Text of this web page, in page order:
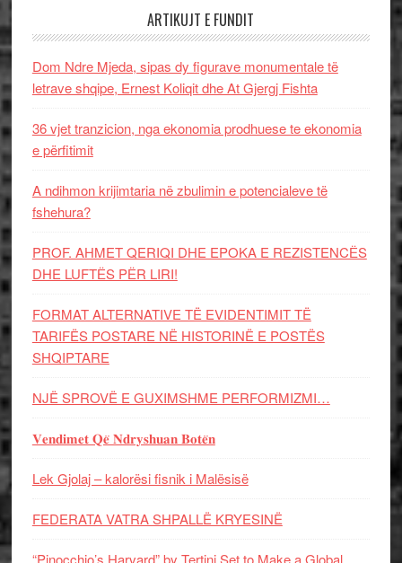
ARTIKUJT E FUNDIT
Dom Ndre Mjeda, sipas dy figurave monumentale të
letrave shqipe, Ernest Koliqit dhe At Gjergj Fishta
36 vjet tranzicion, nga ekonomia prodhuese te ekonomia
e përfitimit
A ndihmon krijimtaria në zbulimin e potencialeve të
fshehura?
PROF. AHMET QERIQI DHE EPOKA E REZISTENCЁS
DHE LUFTЁS PЁR LIRI!
FORMAT ALTERNATIVE TË EVIDENTIMIT TË
TARIFËS POSTARE NË HISTORINË E POSTËS
SHQIPTARE
NJË SPROVË E GUXIMSHME PERFORMIZMI…
𝐕𝐞𝐧𝐝𝐢𝐦𝐞𝐭 𝐐𝐞̈ 𝐍𝐝𝐫𝐲𝐬𝐡𝐮𝐚𝐧 𝐁𝐨𝐭𝐞̈𝐧
Lek Gjolaj – kalorësi fisnik i Malësisë
FEDERATA VATRA SHPALLË KRYESINË
“Pinocchio’s Harvard” by Tertini Set to Make a Global